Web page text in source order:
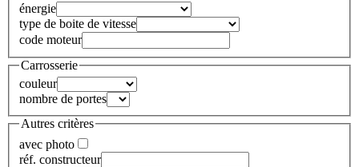
énergie
type de boite de vitesse
code moteur
Carrosserie
couleur
nombre de portes
Autres critères
avec photo
réf. constructeur